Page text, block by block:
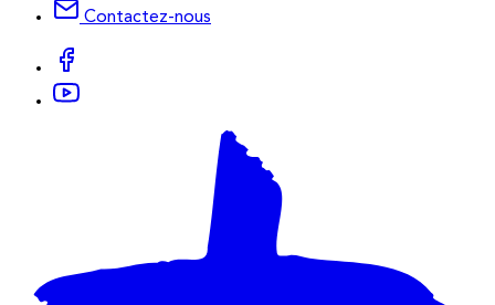
Contactez-nous